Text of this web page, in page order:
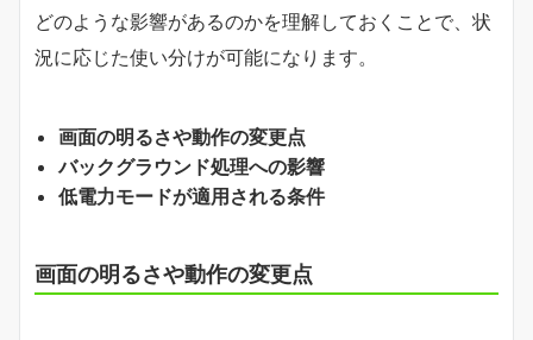
どのような影響があるのかを理解しておくことで、状
況に応じた使い分けが可能になります。
画面の明るさや動作の変更点
バックグラウンド処理への影響
低電力モードが適用される条件
画面の明るさや動作の変更点